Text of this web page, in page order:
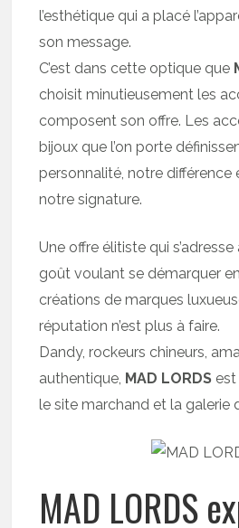
l’esthétique qui a placé
son message.
C’est dans cette optique que
choisit minutieusement les
composent son offre. Les
bijoux que l’on porte
personnalité, notre
notre signature.
Une offre élitiste qui
goût voulant se démarquer
créations de marques
réputation n’est plus à faire.
Dandy, rockeurs chineurs,
authentique, MAD LORDS
le site marchand et la galerie
MAD LORDS